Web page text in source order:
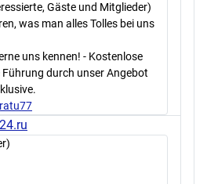
Gäste und Mitglieder)
was man alles Tolles bei uns
uns kennen! - Kostenlose
durch unser Angebot